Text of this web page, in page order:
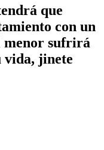
que
con un
menor sufrirá
vida, jinete